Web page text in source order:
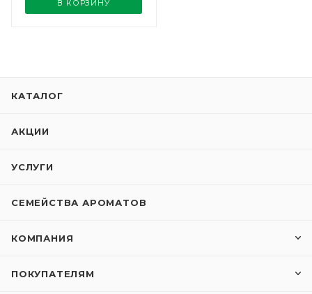
В КОРЗИНУ
КАТАЛОГ
АКЦИИ
УСЛУГИ
СЕМЕЙСТВА АРОМАТОВ
КОМПАНИЯ
ПОКУПАТЕЛЯМ